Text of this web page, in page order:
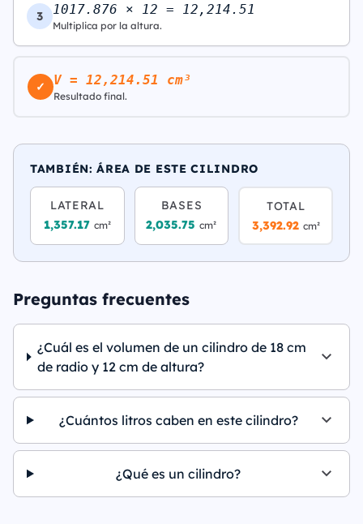
3 1017.876 × 12 = 12,214.51
Multiplica por la altura.
✓ V = 12,214.51 cm³
Resultado final.
TAMBIÉN: ÁREA DE ESTE CILINDRO
LATERAL
1,357.17 cm²
BASES
2,035.75cm²
TOTAL
3,392.92 cm²
Preguntas frecuentes
¿Cuál es el volumen de un cilindro de 18 cm
de radio y 12 cm de altura?
¿Cuántos litros caben en este cilindro?
¿Qué es un cilindro?